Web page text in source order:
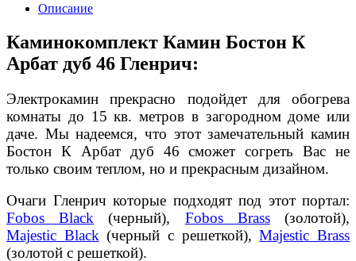
Описание
Каминокомплект Камин Бостон К
Арбат дуб 46 Гленрич:
Электрокамин прекрасно подойдет для обогрева
комнаты до 15 кв. метров в загородном доме или
даче. Мы надеемся, что этот замечательный камин
Бостон К Арбат дуб 46 сможет согреть Вас не
только своим теплом, но и прекрасным дизайном.
Очаги Гленрич которые подходят под этот портал:
Fobos Black (черный), Fobos Brass(золотой),
Majestic Black (черный с решеткой),Majestic Brass
(золотой с решеткой).